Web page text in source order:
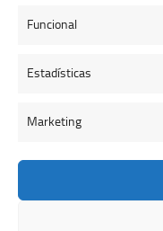
Funcional
Estadísticas
Marketing
Colegio Oficial de